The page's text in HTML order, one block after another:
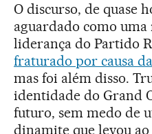
O discurso, de quase
aguardado como
liderança do Partido
fraturado por causa
mas foi além disso.
identidade do Grand
futuro, sem medo de
dinamite que levou ao